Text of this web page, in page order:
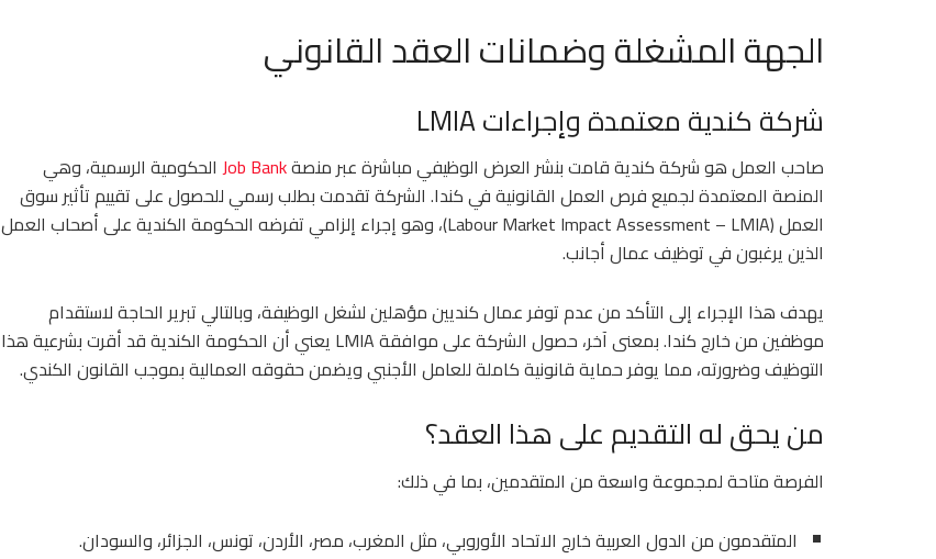
الجهة المشغلة وضمانات العقد القانوني
شركة كندية معتمدة وإجراءات LMIA
صاحب العمل هو شركة كندية قامت بنشر العرض الوظيفي مباشرة عبر منصةJob Bank الحكومية الرسمية، وهي
المنصة المعتمدة لجميع فرص العمل القانونية في كندا. الشركة تقدمت بطلب رسمي للحصول على تقييم تأثير سوق
العمل (Labour Market Impact Assessment – LMIA)، وهو إجراء إلزامي تفرضه الحكومة الكندية على أصحاب العمل
الذين يرغبون في توظيف عمال أجانب.
يهدف هذا الإجراء إلى التأكد من عدم توفر عمال كنديين مؤهلين لشغل الوظيفة، وبالتالي تبرير الحاجة لاستقدام
موظفين من خارج كندا. بمعنى آخر، حصول الشركة على موافقة LMIA يعني أن الحكومة الكندية قد أقرت بشرعية هذا
التوظيف وضرورته، مما يوفر حماية قانونية كاملة للعامل الأجنبي ويضمن حقوقه العمالية بموجب القانون الكندي.
من يحق له التقديم على هذا العقد؟
الفرصة متاحة لمجموعة واسعة من المتقدمين، بما في ذلك:
المتقدمون من الدول العربية خارج الاتحاد الأوروبي، مثل المغرب، مصر، الأردن، تونس، الجزائر، والسودان.